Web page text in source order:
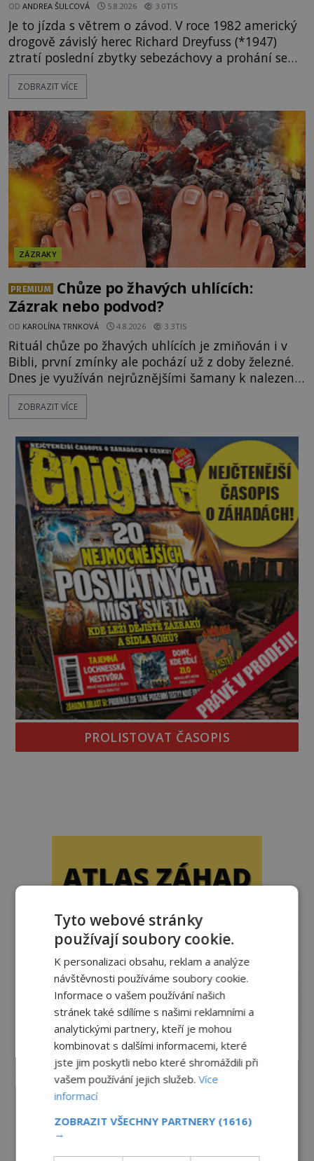
OD ANDREA ŠULCOVÁ 5.8.2026 3.0TIS
Je to jízda s větrem o závod. V roce 1982 americký
drogově závislý herec Richard Dreyfuss (*1947)
ztratí poslední zbytky sebezáchovy a prohání se
po silnicích ve svém mercedesu jako utržený ze
řetězu. Vše vyvrcholí katastrofou, když to Dreyfuss
následně nalezne schovaný kokain. Tímto
momentem se slavnému
ZOBRAZIT VÍCE
ZÁZRAKY
PREMIUM
Chůze po žhavých uhlících:
Zázrak nebo podvod?
OD KAROLÍNA TRNKOVÁ 4.8.2026 3.3TIS
Rituál chůze po žhavých uhlících je zmiňován i v
Bibli, první zmínky ale pochází už z doby železné.
Dnes je využíván nejrůznějšími šamany k nalezení
spirituální síly či vnitřního klidu. Jak funguje a proč
si při něm člověk nepopálí nohy, což bylo
nadpřirozeného? Histori
ZOBRAZIT VÍCE
PROLISTOVAT ČASOPIS
reklama
Tyto webové stránky
používají soubory cookie.
K personalizaci obsahu, reklam a analýze
návštěvnosti používáme soubory cookie.
Informace o vašem používání našich
stránek také sdílíme s našimi reklamními a
analytickými partnery, kteří je mohou
kombinovat s dalšími informacemi, které
jste jim poskytli nebo které shromáždili při
vašem používání jejich služeb.Více
informací
ZOBRAZIT VŠECHNY PARTNERY (1616)
→